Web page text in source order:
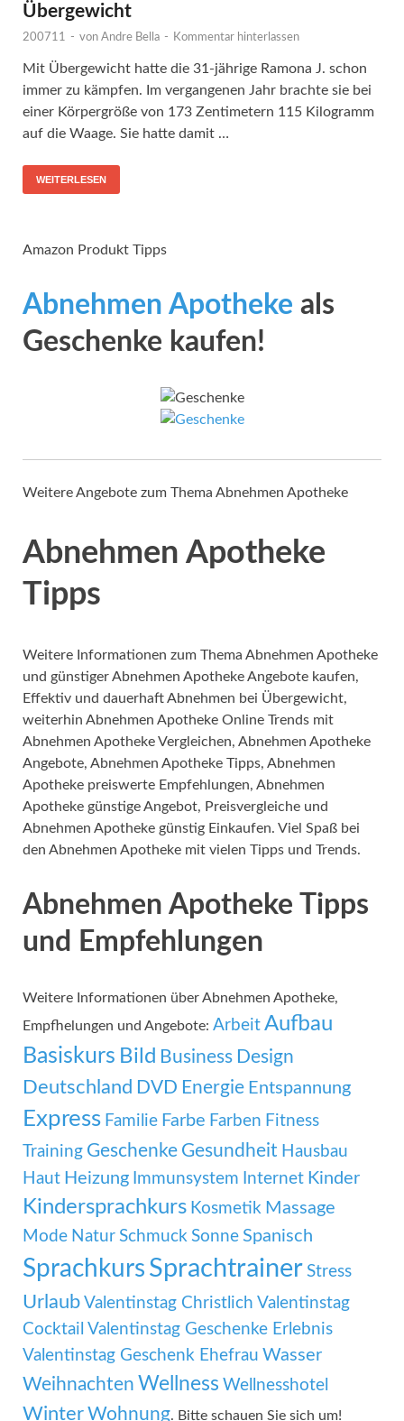
Übergewicht
200711 - von Andre Bella - Kommentar hinterlassen
Mit Übergewicht hatte die 31-jährige Ramona J. schon
immer zu kämpfen. Im vergangenen Jahr brachte sie bei
einer Körpergröße von 173 Zentimetern 115 Kilogramm
auf die Waage. Sie hatte damit …
WEITERLESEN
Amazon Produkt Tipps
Abnehmen Apotheke als
Geschenke kaufen!
Weitere Angebote zum Thema Abnehmen Apotheke
Abnehmen Apotheke
Tipps
Weitere Informationen zum Thema Abnehmen Apotheke
und günstiger Abnehmen Apotheke Angebote kaufen,
Effektiv und dauerhaft Abnehmen bei Übergewicht,
weiterhin Abnehmen Apotheke Online Trends mit
Abnehmen Apotheke Vergleichen, Abnehmen Apotheke
Angebote, Abnehmen Apotheke Tipps, Abnehmen
Apotheke preiswerte Empfehlungen, Abnehmen
Apotheke günstige Angebot, Preisvergleiche und
Abnehmen Apotheke günstig Einkaufen. Viel Spaß bei
den Abnehmen Apotheke mit vielen Tipps und Trends.
Abnehmen Apotheke Tipps
und Empfehlungen
Weitere Informationen über Abnehmen Apotheke,
Empfhelungen und Angebote: Arbeit Aufbau
Basiskurs Bild Business Design
Deutschland DVD Energie Entspannung
Express Familie Farbe Farben Fitness
Training Geschenke Gesundheit Hausbau
Haut Heizung Immunsystem Internet Kinder
Kindersprachkurs Kosmetik Massage
Mode Natur Schmuck Sonne Spanisch
Sprachkurs Sprachtrainer Stress
Urlaub Valentinstag Christlich Valentinstag
Cocktail Valentinstag Geschenke Erlebnis
Valentinstag Geschenk Ehefrau Wasser
Weihnachten Wellness Wellnesshotel
WinterWohnung. Bitte schauen Sie sich um!